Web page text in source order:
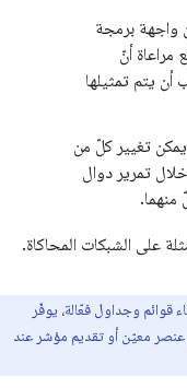
برمجة
أنّ
تمثيلها
تغيير كلّ من
تمرير دوال
الشبكات المحاكاة.
وجداول فعّالة، يوفّر
معيّن أو تقديم مؤشر عند